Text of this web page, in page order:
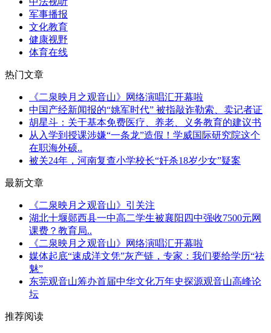
军事播报
文化教育
健康视野
体育在线
热门文章
《二泉映月之观音山》网络演唱汇开幕啦
中国产经新闻报的“姚军时代” 被指敲诈勒索、卖记者证
胡星斗：关于基本免费医疗、养老、义务教育的建议书
从入学到授课涉嫌“一条龙”造假！学威国际研究院这个
在职海外硕..
被关24年，河南复查小学校长“奸杀18岁少女”疑案
最新文章
《二泉映月之观音山》引关注
湖北十堰郧西县一中高二学生被襄阳四中强收7500元网
课费？教育局..
《二泉映月之观音山》网络演唱汇开幕啦
媒体起底“速成洋文凭”灰产链，专家：我们要给学历“祛
魅”
东莞观音山筹办首届中华文化万年史探源观音山高峰论
坛
推荐阅读